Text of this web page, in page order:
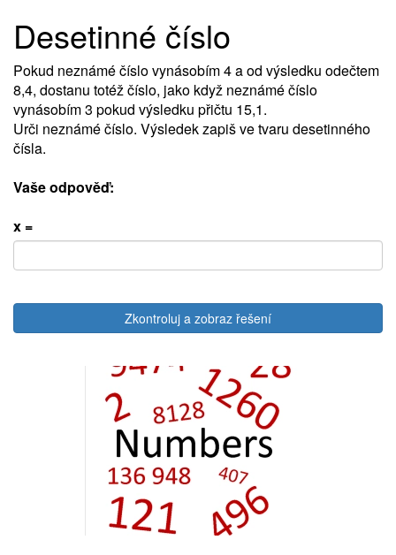
Desetinné číslo
Pokud neznámé číslo vynásobím 4 a od výsledku odečtem
8,4, dostanu totéž číslo, jako když neznámé číslo
vynásobím 3 pokud výsledku přičtu 15,1.
Urči neznámé číslo. Výsledek zapiš ve tvaru desetinného
čísla.
Vaše odpověď:
x =
Zkontroluj a zobraz řešení